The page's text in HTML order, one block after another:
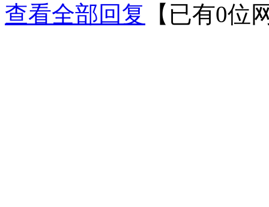
查看全部回复
【已有0位